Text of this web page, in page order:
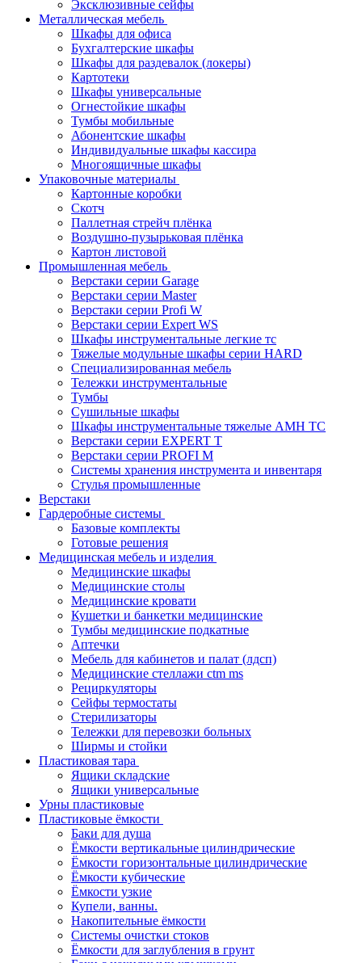
Эксклюзивные сейфы
Металлическая мебель
Шкафы для офиса
Бухгалтерские шкафы
Шкафы для раздевалок (локеры)
Картотеки
Шкафы универсальные
Огнестойкие шкафы
Тумбы мобильные
Абонентские шкафы
Индивидуальные шкафы кассира
Многоящичные шкафы
Упаковочные материалы
Картонные коробки
Скотч
Паллетная стрейч плёнка
Воздушно-пузырьковая плёнка
Картон листовой
Промышленная мебель
Верстаки серии Garage
Верстаки серии Master
Верстаки серии Profi W
Верстаки серии Expert WS
Шкафы инструментальные легкие тс
Тяжелые модульные шкафы серии HARD
Cпециализированная мебель
Тележки инструментальные
Тумбы
Cушильные шкафы
Шкафы инструментальные тяжелые AMH TC
Верстаки серии EXPERT T
Верстаки серии PROFI M
Системы хранения инструмента и инвентаря
Стулья промышленные
Верстаки
Гардеробные системы
Базовые комплекты
Готовые решения
Медицинская мебель и изделия
Медицинские шкафы
Медицинские столы
Медицинские кровати
Кушетки и банкетки медицинские
Тумбы медицинские подкатные
Аптечки
Мебель для кабинетов и палат (лдсп)
Медицинские стеллажи ctm ms
Рециркуляторы
Сейфы термостаты
Стерилизаторы
Тележки для перевозки больных
Ширмы и стойки
Пластиковая тара
Ящики складские
Ящики универсальные
Урны пластиковые
Пластиковые ёмкости
Баки для душа
Ёмкости вертикальные цилиндрические
Ёмкости горизонтальные цилиндрические
Ёмкости кубические
Ёмкости узкие
Купели, ванны.
Накопительные ёмкости
Системы очистки стоков
Ёмкости для заглубления в грунт